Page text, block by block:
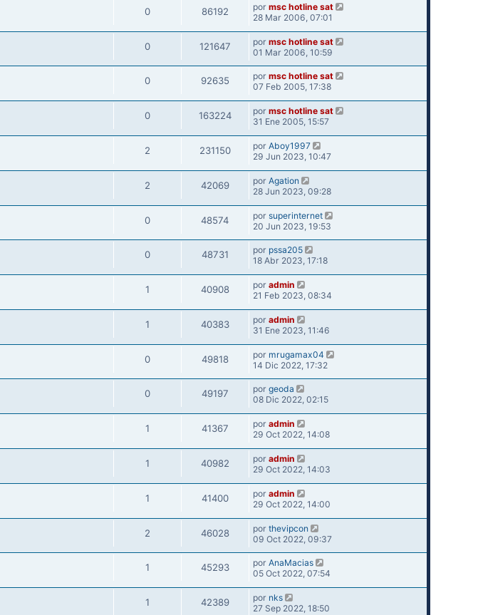
0 86192 por msc hotline sat
28 Mar 2006, 07:01
0 121647 por msc hotline sat
01 Mar 2006, 10:59
0 92635 por msc hotline sat
07 Feb 2005, 17:38
0 163224 por msc hotline sat
31 Ene 2005, 15:57
2 231150 por Aboy1997
29 Jun 2023, 10:47
2 42069 por Agation
28 Jun 2023, 09:28
0 48574 por superinternet
20 Jun 2023, 19:53
0 48731 por pssa205
18 Abr 2023, 17:18
1 40908 por admin
21 Feb 2023, 08:34
1 40383 por admin
31 Ene 2023, 11:46
0 49818 por mrugamax04
14 Dic 2022, 17:32
0 49197 por geoda
08 Dic 2022, 02:15
1 41367 por admin
29 Oct 2022, 14:08
1 40982 por admin
29 Oct 2022, 14:03
1 41400 por admin
29 Oct 2022, 14:00
2 46028 por thevipcon
09 Oct 2022, 09:37
1 45293 por AnaMacias
05 Oct 2022, 07:54
1 42389 por nks
27 Sep 2022, 18:50